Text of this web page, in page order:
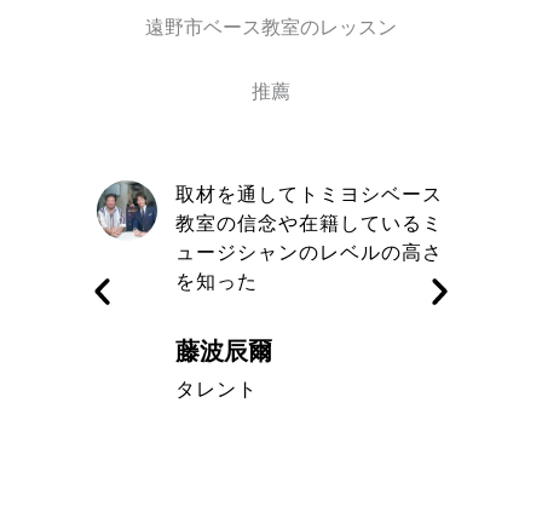
遠野市ベース教室のレッスン
推薦
取材を通してトミヨシベース
教室の信念や在籍しているミ
ュージシャンのレベルの高さ
を知った
藤波辰爾
タレント